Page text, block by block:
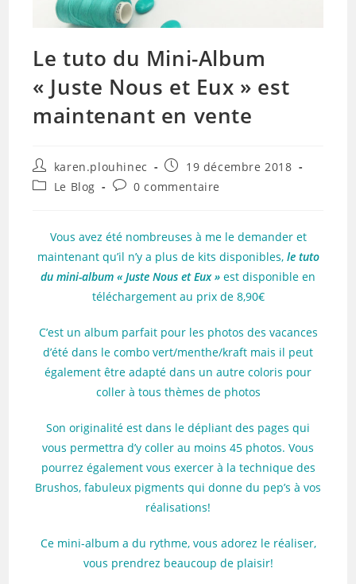
Le tuto du Mini-Album
« Juste Nous et Eux » est
maintenant en vente
Auteur/autrice
de
la
karen.plouhinec
Publication
publiée :
19 décembre 2018
PostLe Blog
Commentaires
publication :
0 commentaire
Vous avez été nombreuses à me le demander et
maintenant qu’il n’y a plus de kits disponibles, le tuto
du mini-album « Juste Nous et Eux » est disponible en
téléchargement au prix de 8,90€
C’est un album parfait pour les photos des vacances
d’été dans le combo vert/menthe/kraft mais il peut
également être adapté dans un autre coloris pour
coller à tous thèmes de photos
Son originalité est dans le dépliant des pages qui
vous permettra d’y coller au moins 45 photos. Vous
pourrez également vous exercer à la technique des
Brushos, fabuleux pigments qui donne du pep’s à vos
réalisations!
Ce mini-album a du rythme, vous adorez le réaliser,
vous prendrez beaucoup de plaisir!